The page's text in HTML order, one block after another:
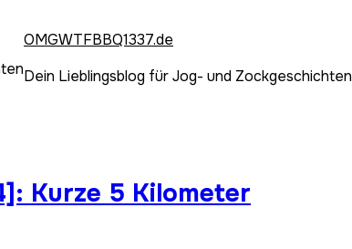
OMGWTFBBQ1337.de
Dein Lieblingsblog für Jog- und Zockgeschichten
Kurze 5 Kilometer